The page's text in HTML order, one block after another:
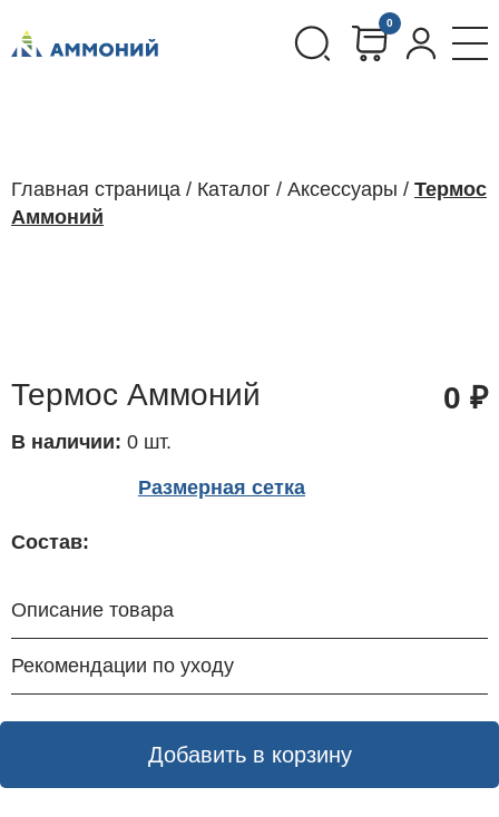
0
Главная страница / Каталог / Аксессуары / Термос
Аммоний
Термос Аммоний 0 ₽
В наличии: 0 шт.
Размерная сетка
Состав:
Описание товара
Рекомендации по уходу
Добавить в корзину